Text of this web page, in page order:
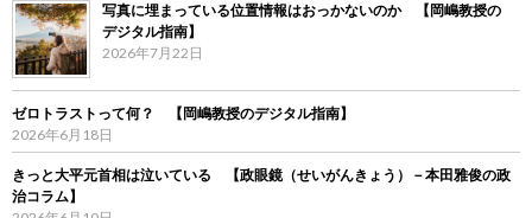
写真に埋まっている位置情報はおっかないのか 【岡嶋教授の
デジタル指南】
2026年7月22日
ゼロトラストって何？ 【岡嶋教授のデジタル指南】
2026年6月18日
きっと大平元首相は泣いている 【政眼鏡（せいがんきょう）－本田雅俊の政
治コラム】